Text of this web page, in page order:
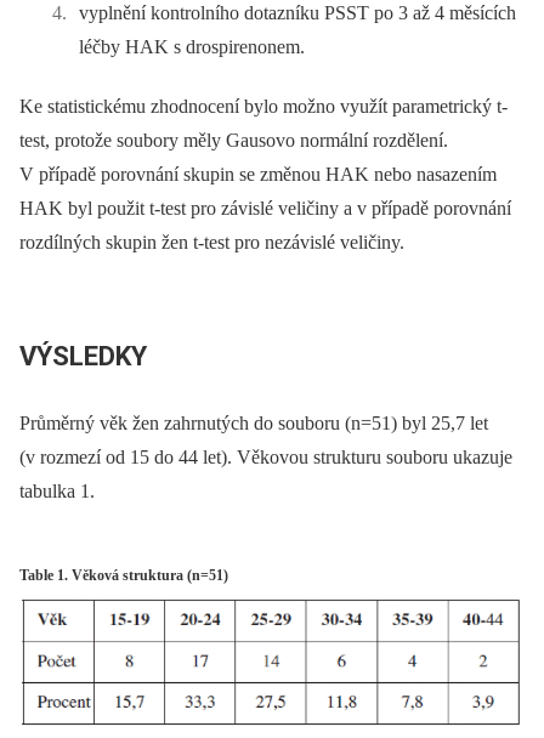
vyplnění kontrolního dotazníku PSST po 3 až 4 měsících
léčby HAK s drospirenonem.
Ke statistickému zhodnocení bylo možno využít parametrický t-
test, protože soubory měly Gausovo normální rozdělení.
V případě porovnání skupin se změnou HAK nebo nasazením
HAK byl použit t-test pro závislé veličiny a v případě porovnání
rozdílných skupin žen t-test pro nezávislé veličiny.
VÝSLEDKY
Průměrný věk žen zahrnutých do souboru (n=51) byl 25,7 let
(v rozmezí od 15 do 44 let). Věkovou strukturu souboru ukazuje
tabulka 1.
Table 1. Věková struktura (n=51)